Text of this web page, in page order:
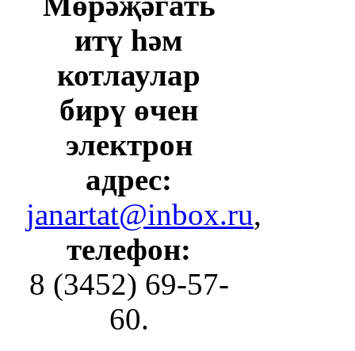
итү һәм
котлаулар
бирү өчен
электрон
адрес:
janartat@inbox.ru,
телефон:
8 (3452) 69-57-
60.